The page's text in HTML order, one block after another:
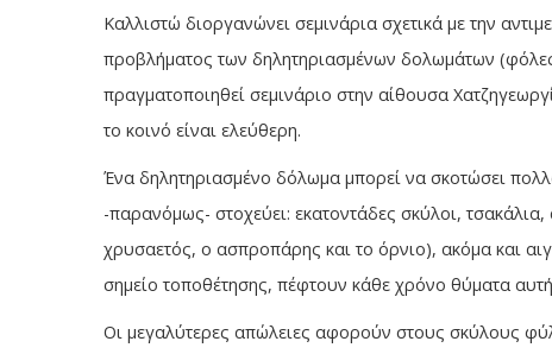
Καλλιστώ διοργανώνει σεμινάρια σχετικά με την
προβλήματος των δηλητηριασμένων δολωμάτων
πραγματοποιηθεί σεμινάριο στην αίθουσα
το κοινό είναι ελεύθερη.
Ένα δηλητηριασμένο δόλωμα μπορεί να σκοτώσει
-παρανόμως- στοχεύει: εκατοντάδες σκύλοι,
χρυσαετός, ο ασπροπάρης και το όρνιο), ακόμα και
σημείο τοποθέτησης, πέφτουν κάθε χρόνο θύματα
Οι μεγαλύτερες απώλειες αφορούν στους σκύλους